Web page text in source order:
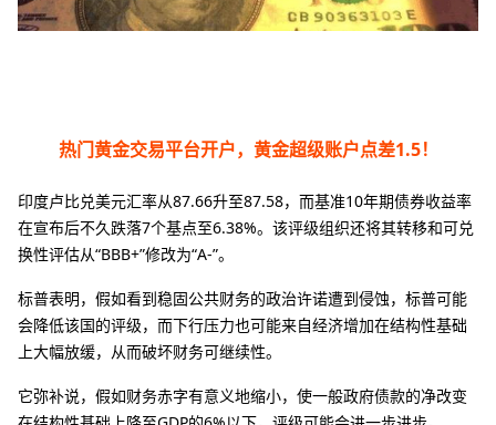
热门黄金交易平台开户，黄金超级账户点差1.5！
印度卢比兑美元汇率从87.66升至87.58，而基准10年期债券收益率
在宣布后不久跌落7个基点至6.38%。该评级组织还将其转移和可兑
换性评估从“BBB+”修改为“A-”。
标普表明，假如看到稳固公共财务的政治许诺遭到侵蚀，标普可能
会降低该国的评级，而下行压力也可能来自经济增加在结构性基础
上大幅放缓，从而破坏财务可继续性。
它弥补说，假如财务赤字有意义地缩小，使一般政府债款的净改变